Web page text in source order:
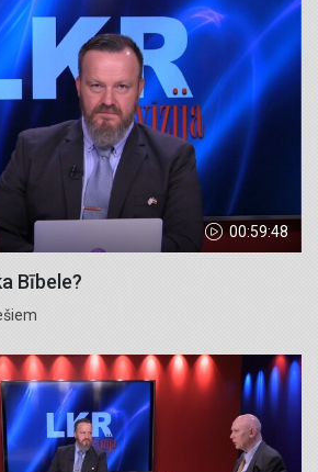
00:59:48
Bībele?